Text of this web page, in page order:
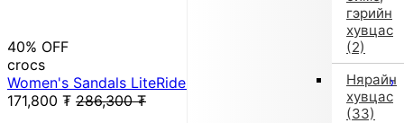
гэрийн
хувцас
(2)
Нярайн
хувцас
(33)
40% OFF
crocs
Women's Sandals LiteRide 360 Clog 206708 (Gray)
171,800 ₮ 286,300 ₮